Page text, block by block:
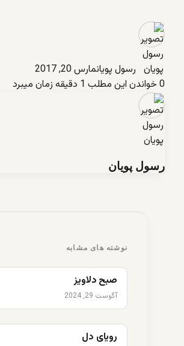
رسول پویانمارس 20, 2017
0 خواندن این مطلب 1 دقیقه زمان میبرد
رسول پویان
نوشته های مشابه
صبح دلاویز
آگوست 29, 2024
رویای دل